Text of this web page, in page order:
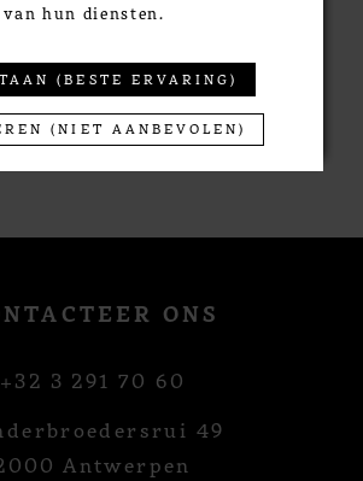
Poirier
ONS
+32 3 291 70 60
49
Antwerpen
hun diensten.
(BESTE ERVARING)
(NIET AANBEVOLEN)